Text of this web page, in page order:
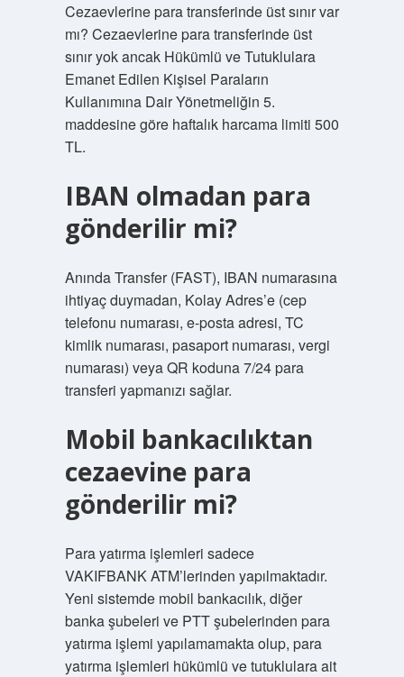
Cezaevlerine para transferinde üst sınır var
mı? Cezaevlerine para transferinde üst
sınır yok ancak Hükümlü ve Tutuklulara
Emanet Edilen Kişisel Paraların
Kullanımına Dair Yönetmeliğin 5.
maddesine göre haftalık harcama limiti 500
TL.
IBAN olmadan para
gönderilir mi?
Anında Transfer (FAST), IBAN numarasına
ihtiyaç duymadan, Kolay Adres’e (cep
telefonu numarası, e-posta adresi, TC
kimlik numarası, pasaport numarası, vergi
numarası) veya QR koduna 7/24 para
transferi yapmanızı sağlar.
Mobil bankacılıktan
cezaevine para
gönderilir mi?
Para yatırma işlemleri sadece
VAKIFBANK ATM’lerinden yapılmaktadır.
Yeni sistemde mobil bankacılık, diğer
banka şubeleri ve PTT şubelerinden para
yatırma işlemi yapılamamakta olup, para
yatırma işlemleri hükümlü ve tutuklulara ait